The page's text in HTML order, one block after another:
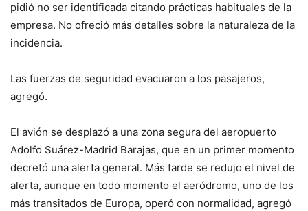
pidió no ser identificada citando prácticas habituales de la
empresa. No ofreció más detalles sobre la naturaleza de la
incidencia.
Las fuerzas de seguridad evacuaron a los pasajeros,
agregó.
El avión se desplazó a una zona segura del aeropuerto
Adolfo Suárez-Madrid Barajas, que en un primer momento
decretó una alerta general. Más tarde se redujo el nivel de
alerta, aunque en todo momento el aeródromo, uno de los
más transitados de Europa, operó con normalidad, agregó